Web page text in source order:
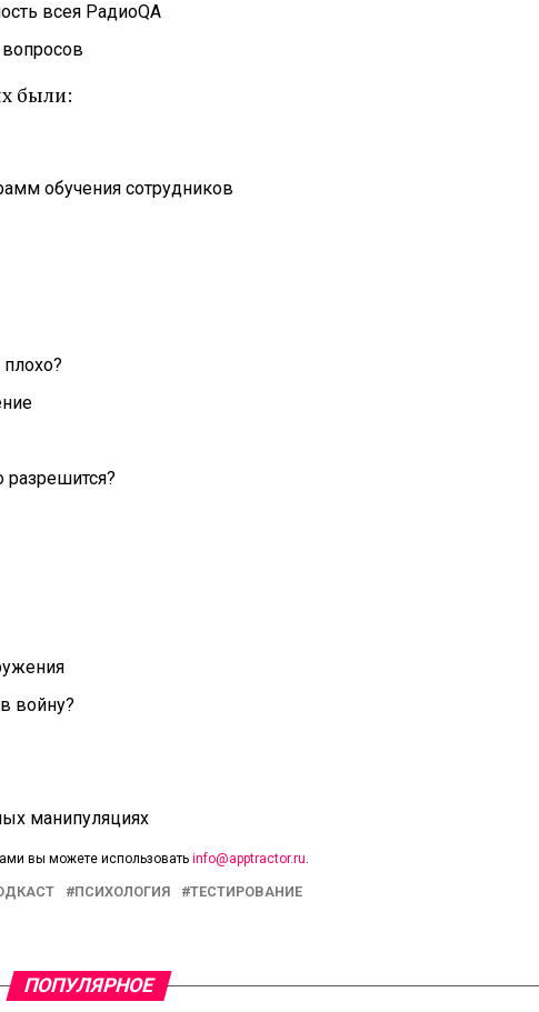
всея РадиоQA
были:
обучения сотрудников
разрешится?
войну?
манипуляциях
вы можете использовать info@apptractor.ru.
ПСИХОЛОГИЯ ТЕСТИРОВАНИЕ
ПОПУЛЯРНОЕ